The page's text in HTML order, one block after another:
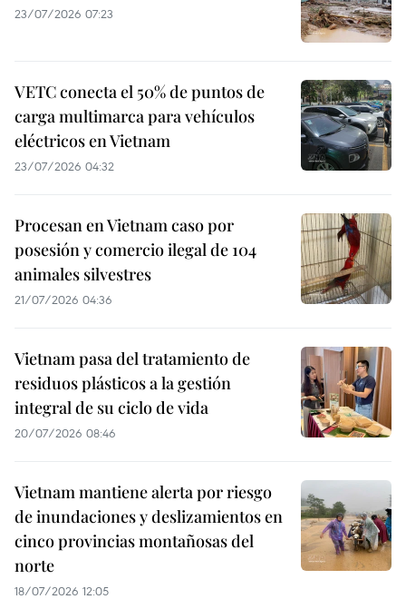
23/07/2026 07:23
VETC conecta el 50% de puntos de
carga multimarca para vehículos
eléctricos en Vietnam
23/07/2026 04:32
Procesan en Vietnam caso por
posesión y comercio ilegal de 104
animales silvestres
21/07/2026 04:36
Vietnam pasa del tratamiento de
residuos plásticos a la gestión
integral de su ciclo de vida
20/07/2026 08:46
Vietnam mantiene alerta por riesgo
de inundaciones y deslizamientos en
cinco provincias montañosas del
norte
18/07/2026 12:05